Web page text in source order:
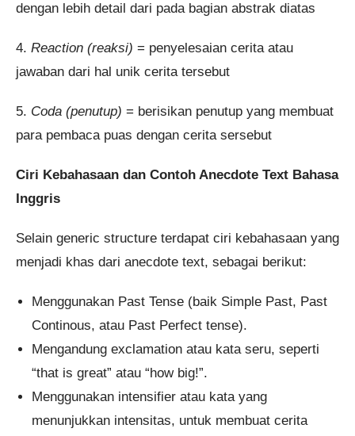
dengan lebih detail dari pada bagian abstrak diatas
4. Reaction (reaksi) = penyelesaian cerita atau
jawaban dari hal unik cerita tersebut
5. Coda (penutup) = berisikan penutup yang membuat
para pembaca puas dengan cerita sersebut
Ciri Kebahasaan dan Contoh Anecdote Text Bahasa
Inggris
Selain generic structure terdapat ciri kebahasaan yang
menjadi khas dari anecdote text, sebagai berikut:
Menggunakan Past Tense (baik Simple Past, Past
Continous, atau Past Perfect tense).
Mengandung exclamation atau kata seru, seperti
“that is great” atau “how big!”.
Menggunakan intensifier atau kata yang
menunjukkan intensitas, untuk membuat cerita